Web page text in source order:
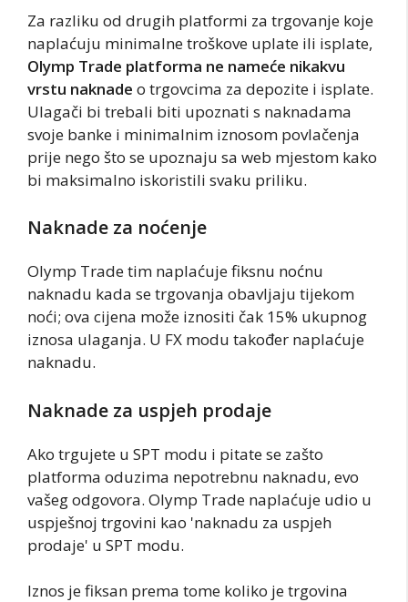
Za razliku od drugih platformi za trgovanje koje
naplaćuju minimalne troškove uplate ili isplate,
Olymp Trade platforma ne nameće nikakvu
vrstu naknade o trgovcima za depozite i isplate.
Ulagači bi trebali biti upoznati s naknadama
svoje banke i minimalnim iznosom povlačenja
prije nego što se upoznaju sa web mjestom kako
bi maksimalno iskoristili svaku priliku.
Naknade za noćenje
Olymp Trade tim naplaćuje fiksnu noćnu
naknadu kada se trgovanja obavljaju tijekom
noći; ova cijena može iznositi čak 15% ukupnog
iznosa ulaganja. U FX modu također naplaćuje
naknadu.
Naknade za uspjeh prodaje
Ako trgujete u SPT modu i pitate se zašto
platforma oduzima nepotrebnu naknadu, evo
vašeg odgovora. Olymp Trade naplaćuje udio u
uspješnoj trgovini kao 'naknadu za uspjeh
prodaje' u SPT modu.
Iznos je fiksan prema tome koliko je trgovina